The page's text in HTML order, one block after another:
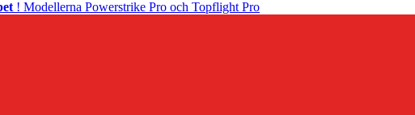
! Modellerna Powerstrike Pro och Topflight Pro